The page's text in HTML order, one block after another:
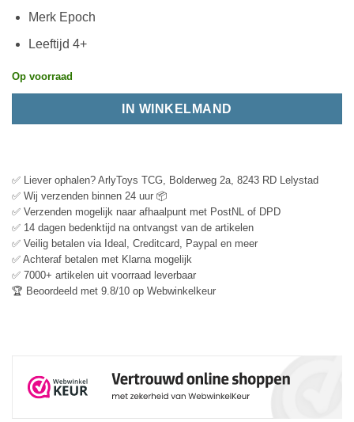
Merk Epoch
Leeftijd 4+
Op voorraad
IN WINKELMAND
✅ Liever ophalen? ArlyToys TCG, Bolderweg 2a, 8243 RD Lelystad
✅ Wij verzenden binnen 24 uur 📦
✅ Verzenden mogelijk naar afhaalpunt met PostNL of DPD
✅ 14 dagen bedenktijd na ontvangst van de artikelen
✅ Veilig betalen via Ideal, Creditcard, Paypal en meer
✅ Achteraf betalen met Klarna mogelijk
✅ 7000+ artikelen uit voorraad leverbaar
🏆 Beoordeeld met 9.8/10 op Webwinkelkeur